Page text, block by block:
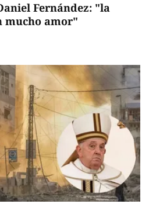
Fernández: "la
mucho amor"